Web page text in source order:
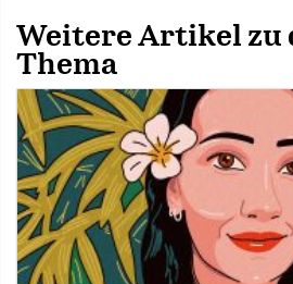
Weitere Artikel zu
Thema